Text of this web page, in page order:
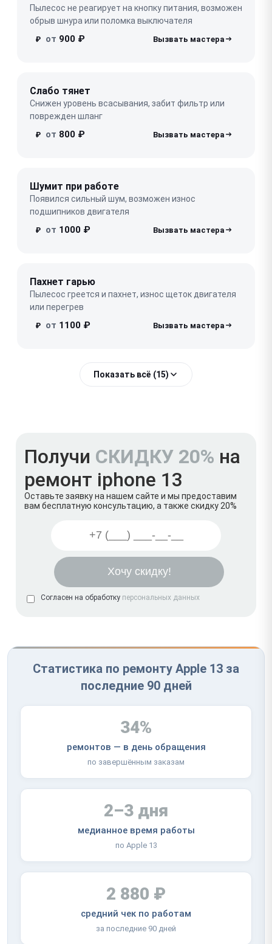
Пылесос не реагирует на кнопку питания, возможен
обрыв шнура или поломка выключателя
₽ от 900 ₽
Слабо тянет
Снижен уровень всасывания, забит фильтр или
поврежден шланг
₽ от 800 ₽
Шумит при работе
Появился сильный шум, возможен износ
подшипников двигателя
₽ от 1000 ₽
Пахнет гарью
Пылесос греется и пахнет, износ щеток двигателя
или перегрев
₽ от 1100 ₽
Показать всё (15)
Получи СКИДКУ 20% на
ремонт iphone 13
Оставьте заявку на нашем сайте и мы предоставим
вам бесплатную консультацию, а также скидку 20%
Согласен на обработку персональных данных
Статистика по ремонту Apple 13 за
последние 90 дней
34%
ремонтов — в день обращения
по завершённым заказам
2–3 дня
медианное время работы
по Apple 13
2 880 ₽
средний чек по работам
за последние 90 дней